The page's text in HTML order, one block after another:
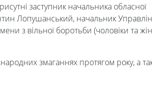
заступник начальника обласної
Лопушанський, начальник
з вільної боротьби (чоловіки та
змаганнях протягом року, а